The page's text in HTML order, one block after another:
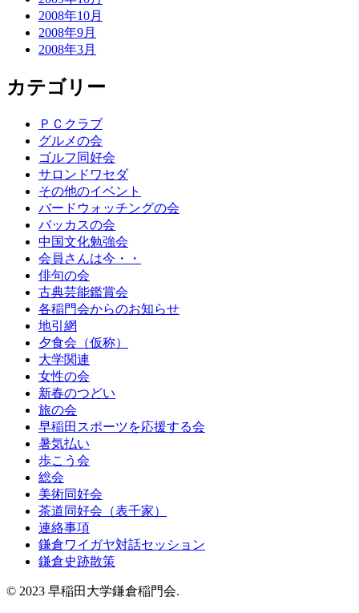
2008年10月
2008年9月
2008年3月
カテゴリー
ＰＣクラブ
グルメの会
ゴルフ同好会
サロンドワセダ
その他のイベント
バードウォッチングの会
バッカスの会
中国文化勉強会
会員さんは今・・
俳句の会
古典芸能鑑賞会
各稲門会からのお知らせ
地引網
夕食会（仮称）
大学関連
女性の会
新春のつどい
旅の会
早稲田スポーツを応援する会
暑気払い
歩こう会
総会
美術同好会
茶道同好会（表千家）
連絡事項
鎌倉ワイガヤ対話セッション
鎌倉史跡散策
© 2023 早稲田大学鎌倉稲門会.